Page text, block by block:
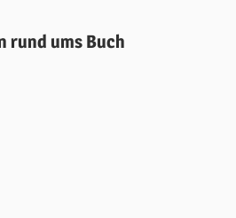
rund ums Buch